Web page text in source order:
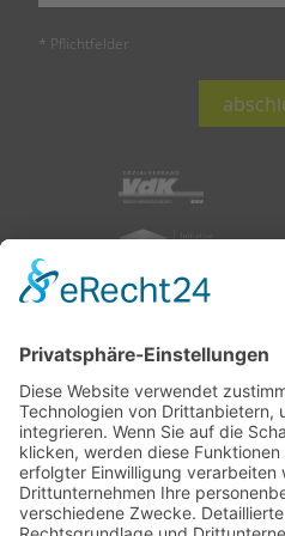
* Pflichtfelder